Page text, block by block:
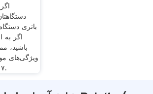
باتری
اگر به
باشید،
ویژگی‌های
۷ نوقا و استفاده بهینه.